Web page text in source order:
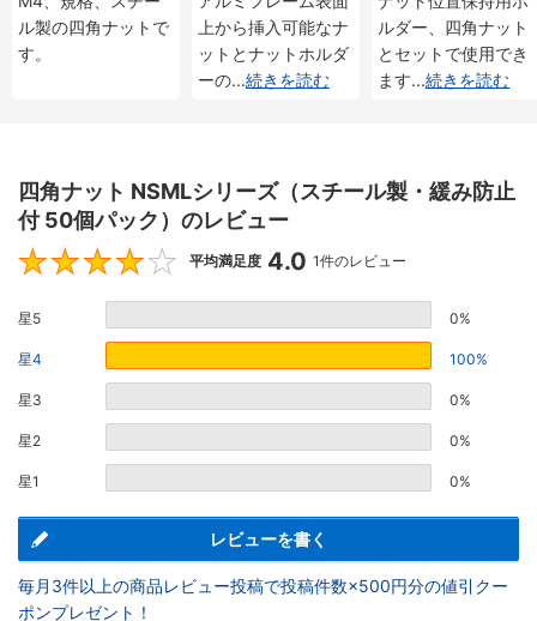
ル製の四角ナットで
す。
上から挿入可能なナ
ットとナットホルダ
ーの...続きを読む
ルダー、四角ナット
とセットで使用でき
ます...続きを読む
四角ナット NSMLシリーズ（スチール製・緩み防止
付 50個パック）のレビュー
4
平均満足度 4.0 1件のレビュー
星5 0%
星4 100%
星3 0%
星2 0%
星1 0%
レビューを書く
毎月3件以上の商品レビュー投稿で投稿件数×500円分の値引クー
ポンプレゼント！